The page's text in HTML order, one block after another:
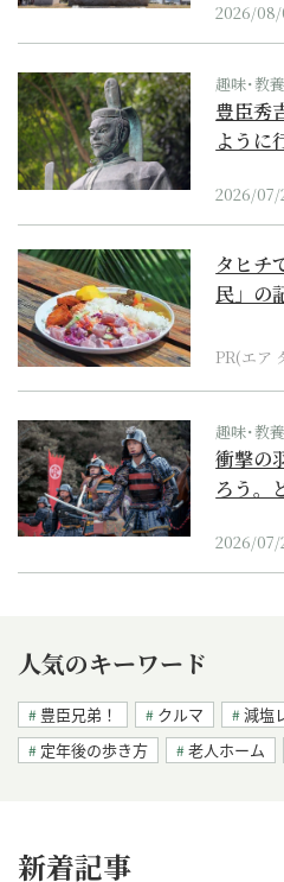
2026/
趣味･教養
豊臣秀
ように
2026/07/
タヒチ
民」の
PR(エア
趣味･教養
衝撃の
ろう。
2026/07/
人気のキーワード
豊臣兄弟！ クルマ 減塩
定年後の歩き方
老人ホーム
新着記事